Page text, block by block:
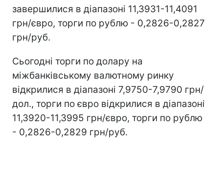
завершилися в діапазоні 11,3931-11,4091
грн/євро, торги по рублю - 0,2826-0,2827
грн/руб.
Сьогодні торги по долару на
міжбанківському валютному ринку
відкрилися в діапазоні 7,9750-7,9790 грн/
дол., торги по євро відкрилися в діапазоні
11,3920-11,3995 грн/євро, торги по рублю
- 0,2826-0,2829 грн/руб.